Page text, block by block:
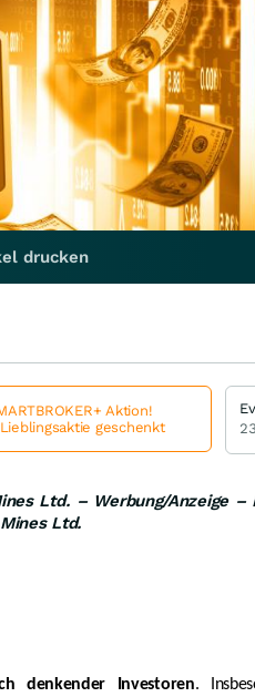
Ltd. – Werbung/Anzeige –
Ltd.
denkender Investoren.
drucken
Aktion!
geschenkt